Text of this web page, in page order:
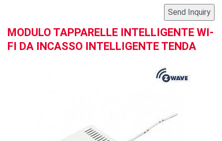
MODULO TAPPARELLE INTELLIGENTE WI-
FI DA INCASSO INTELLIGENTE TENDA